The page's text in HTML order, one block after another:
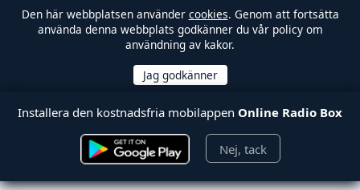
Den här webbplatsen använder cookies. Genom att fortsätta
använda denna webbplats godkänner du vår policy om
användning av kakor.
Installera den kostnadsfria mobilappen Online Radio Box
Nej, tack